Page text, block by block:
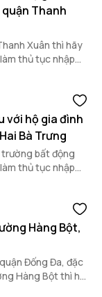
Thanh
Xuân thì hãy
thủ tục nhập
với hộ gia đình
Bà Trưng
bất động
thủ tục nhập
Yên.
Hàng Bột,
Đống Đa, đặc
Hàng Bột thì hãy
sau.